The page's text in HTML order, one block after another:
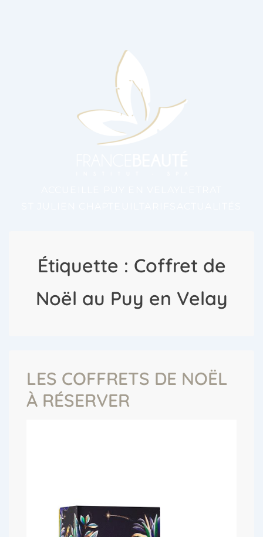
Étiquette : Coffret de
Noël au Puy en Velay
LES COFFRETS DE NOËL
À RÉSERVER